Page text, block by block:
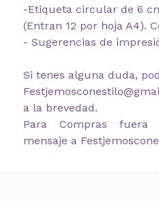
-Etiqueta circular de 6
(Entran 12 por hoja A4).
- Sugerencias de
Si tenes alguna duda,
a la brevedad.
Para Compras fuera
mensaje a